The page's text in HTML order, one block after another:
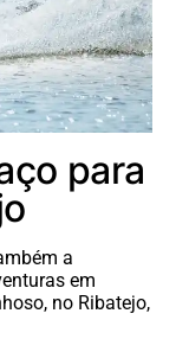
para
a
em
no Ribatejo,